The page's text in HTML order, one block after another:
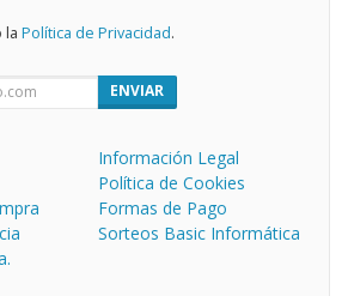
la Política de Privacidad.
ENVIAR
Información Legal
Política de Cookies
Formas de Pago
Sorteos Basic Informática